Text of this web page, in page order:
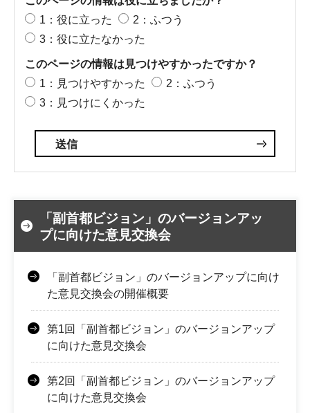
1：役に立った
2：ふつう
3：役に立たなかった
このページの情報は見つけやすかったですか？
1：見つけやすかった
2：ふつう
3：見つけにくかった
「副首都ビジョン」のバージョンアッ
プに向けた意見交換会
「副首都ビジョン」のバージョンアップに向け
た意見交換会の開催概要
第1回「副首都ビジョン」のバージョンアップ
に向けた意見交換会
第2回「副首都ビジョン」のバージョンアップ
に向けた意見交換会